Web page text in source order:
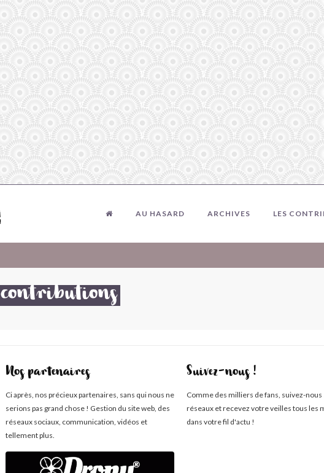
AU HASARD ARCHIVES LES
contributions
Nos partenaires
Ci après, nos précieux partenaires, sans qui nous ne
serions pas grand chose ! Gestion du site web, des
réseaux sociaux, communication, vidéos et
tellement plus.
Suivez-nous !
Comme des milliers de fans, suivez-nous
réseaux et recevez votre veilles tous les
dans votre fil d'actu !